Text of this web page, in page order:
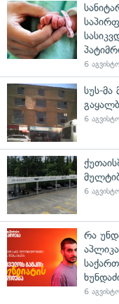
6
სუს-მა
6
6
რა
6